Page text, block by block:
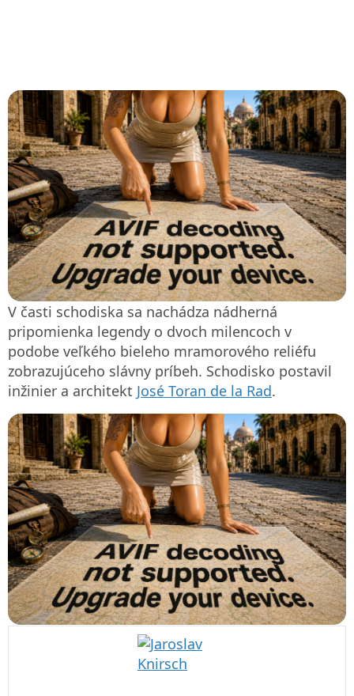
V časti schodiska sa nachádza nádherná
pripomienka legendy o dvoch milencoch v
podobe veľkého bieleho mramorového reliéfu
zobrazujúceho slávny príbeh. Schodisko postavil
inžinier a architekt José Toran de la Rad.